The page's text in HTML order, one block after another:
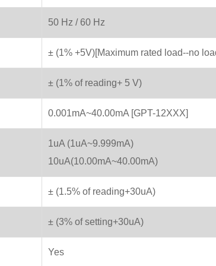
50 Hz / 60 Hz
± (1% +5V)[Maximum rated load--no
± (1% of reading+ 5 V)
0.001mA~40.00mA [GPT-12XXX]
1uA (1uA~9.999mA)
10uA(10.00mA~40.00mA)
± (1.5% of reading+30uA)
± (3% of setting+30uA)
Yes